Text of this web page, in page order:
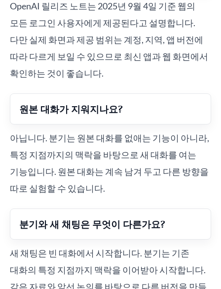
OpenAI 릴리즈 노트는 2025년 9월 4일 기준 웹의
모든 로그인 사용자에게 제공된다고 설명합니다.
다만 실제 화면과 제공 범위는 계정, 지역, 앱 버전에
따라 다르게 보일 수 있으므로 최신 앱과 웹 화면에서
확인하는 것이 좋습니다.
원본 대화가 지워지나요?
아닙니다. 분기는 원본 대화를 없애는 기능이 아니라,
특정 지점까지의 맥락을 바탕으로 새 대화를 여는
기능입니다. 원본 대화는 계속 남겨 두고 다른 방향을
따로 실험할 수 있습니다.
분기와 새 채팅은 무엇이 다른가요?
새 채팅은 빈 대화에서 시작합니다. 분기는 기존
대화의 특정 지점까지 맥락을 이어받아 시작합니다.
같은 자료와 앞선 논의를 바탕으로 다른 버전을 만들